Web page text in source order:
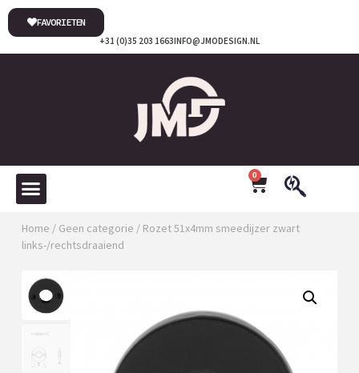
INFO@JMODESIGN.NL
+31 (0)35 203 1663
FAVORIETEN
0
Home / Geen categorie / Rozet 51x4mm smeedijzer zwart
links-/rechtsdraaiend